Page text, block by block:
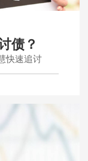
债？
快速追讨